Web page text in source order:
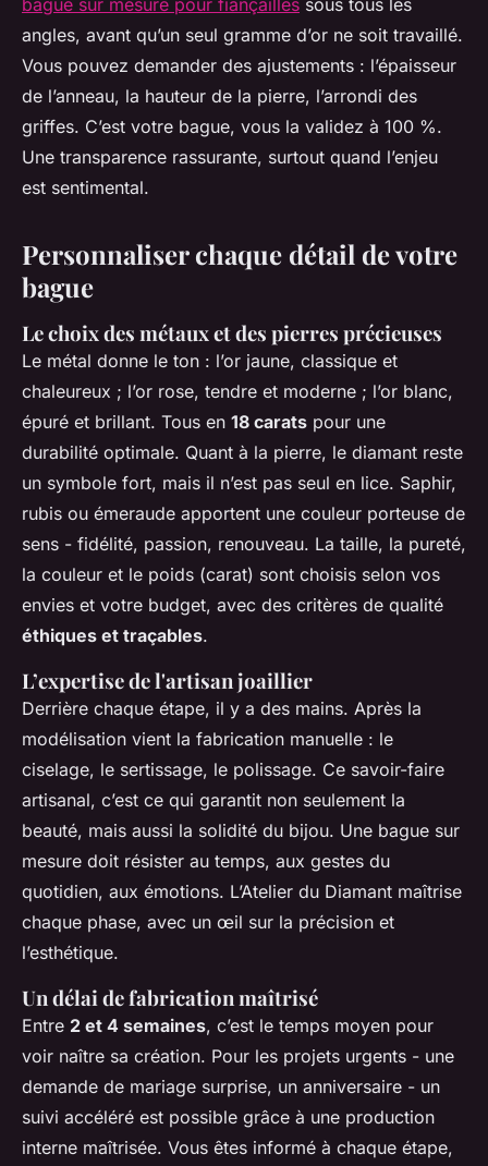
bague sur mesure pour fiançailles sous tous les
angles, avant qu’un seul gramme d’or ne soit travaillé.
Vous pouvez demander des ajustements : l’épaisseur
de l’anneau, la hauteur de la pierre, l’arrondi des
griffes. C’est votre bague, vous la validez à 100 %.
Une transparence rassurante, surtout quand l’enjeu
est sentimental.
Personnaliser chaque détail de votre
bague
Le choix des métaux et des pierres précieuses
Le métal donne le ton : l’or jaune, classique et
chaleureux ; l’or rose, tendre et moderne ; l’or blanc,
épuré et brillant. Tous en 18 carats pour une
durabilité optimale. Quant à la pierre, le diamant reste
un symbole fort, mais il n’est pas seul en lice. Saphir,
rubis ou émeraude apportent une couleur porteuse de
sens - fidélité, passion, renouveau. La taille, la pureté,
la couleur et le poids (carat) sont choisis selon vos
envies et votre budget, avec des critères de qualité
éthiques et traçables.
L’expertise de l'artisan joaillier
Derrière chaque étape, il y a des mains. Après la
modélisation vient la fabrication manuelle : le
ciselage, le sertissage, le polissage. Ce savoir-faire
artisanal, c’est ce qui garantit non seulement la
beauté, mais aussi la solidité du bijou. Une bague sur
mesure doit résister au temps, aux gestes du
quotidien, aux émotions. L’Atelier du Diamant maîtrise
chaque phase, avec un œil sur la précision et
l’esthétique.
Un délai de fabrication maîtrisé
Entre 2 et 4 semaines, c’est le temps moyen pour
voir naître sa création. Pour les projets urgents - une
demande de mariage surprise, un anniversaire - un
suivi accéléré est possible grâce à une production
interne maîtrisée. Vous êtes informé à chaque étape,